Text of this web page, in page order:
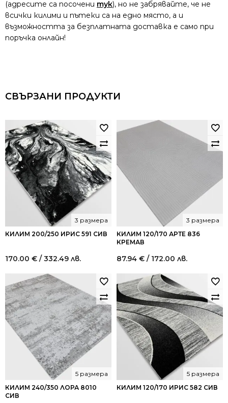
(адресите са посочени тук), но не забрявайте, че не
всички килими и пътеки са на едно място, а и
възможността за безплатната доставка е само при
поръчка онлайн!
СВЪРЗАНИ ПРОДУКТИ
КИЛИМ 200/250 ИРИС 591 СИВ
3 размера
170.00 € / 332.49 лв.
КИЛИМ 120/170 АРТЕ 836
КРЕМАВ
3 размера
87.94 € / 172.00 лв.
КИЛИМ 240/350 ЛОРА 8010
СИВ
5 размера
КИЛИМ 120/170 ИРИС 582 СИВ
5 размера